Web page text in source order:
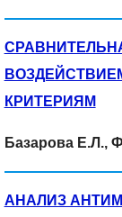
КРИТЕРИЯМ
Базарова Е.Л.,
АНАЛИЗ